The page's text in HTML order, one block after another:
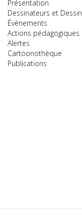
Présentation
Dessinateurs et
Évènements
Actions pédagogiques
Alertes
Cartoonothèque
Publications